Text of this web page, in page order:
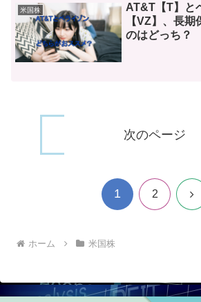
米国株
AT&T【T】と
【VZ】、長
のはどっち？
次のページ
1 2 次
ホーム 米国株